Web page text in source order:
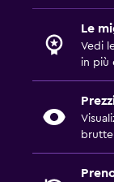
Le
Vedi
in più